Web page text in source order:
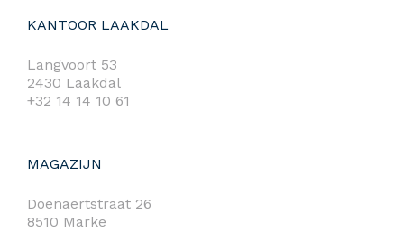
KANTOOR LAAKDAL
Langvoort 53
2430 Laakdal
+32 14 14 10 61
MAGAZIJN
Doenaertstraat 26
8510 Marke